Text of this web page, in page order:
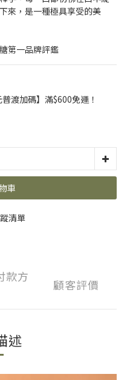
來，是一種極具享受的美
第一品牌評鑑
渡加碼】滿$600免運！
車
清單
款方
顧客評價
述